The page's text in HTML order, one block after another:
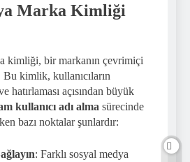
Marka Kimliği
kimliği, bir markanın çevrimiçi
kimlik, kullanıcıların
hatırlaması açısından büyük
kullanıcı adı alma sürecinde
bazı noktalar şunlardır:
: Farklı sosyal medya